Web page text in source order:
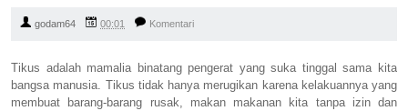
godam64 00:01 Komentari
Tikus adalah mamalia binatang pengerat yang suka tinggal sama kita
bangsa manusia. Tikus tidak hanya merugikan karena kelakuannya yang
membuat barang-barang rusak, makan makanan kita tanpa izin dan